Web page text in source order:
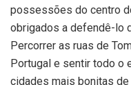
possessões do centro
obrigados a defendê-lo
Percorrer as ruas de
Portugal e sentir todo o
cidades mais bonitas de